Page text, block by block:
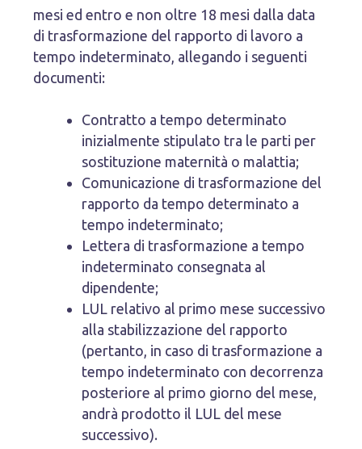
mesi ed entro e non oltre 18 mesi dalla data
di trasformazione del rapporto di lavoro a
tempo indeterminato, allegando i seguenti
documenti:
Contratto a tempo determinato
inizialmente stipulato tra le parti per
sostituzione maternità o malattia;
Comunicazione di trasformazione del
rapporto da tempo determinato a
tempo indeterminato;
Lettera di trasformazione a tempo
indeterminato consegnata al
dipendente;
LUL relativo al primo mese successivo
alla stabilizzazione del rapporto
(pertanto, in caso di trasformazione a
tempo indeterminato con decorrenza
posteriore al primo giorno del mese,
andrà prodotto il LUL del mese
successivo).